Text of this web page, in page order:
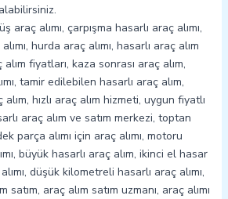
araç alımı, çarpışma hasarlı araç alımı,
hurda araç alımı, hasarlı araç alım
alım fiyatları, kaza sonrası araç alım,
tamir edilebilen hasarlı araç alım,
hızlı araç alım hizmeti, uygun fiyatlı
araç alım ve satım merkezi, toptan
parça alımı için araç alımı, motoru
büyük hasarlı araç alım, ikinci el hasar
düşük kilometreli hasarlı araç alımı,
araç alım satım uzmanı, araç alımı